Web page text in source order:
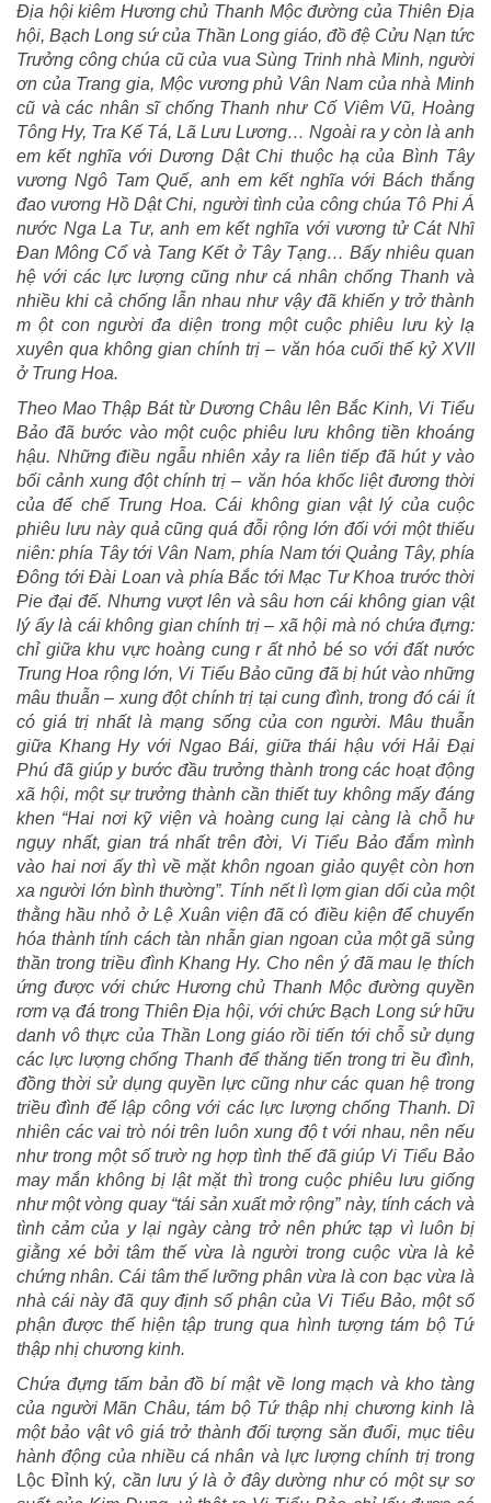
Địa hội kiêm Hương chủ Thanh Mộc đường của Thiên Địa
hội, Bạch Long sứ của Thần Long giáo, đồ đệ Cửu Nạn tức
Trưởng công chúa cũ của vua Sùng Trinh nhà Minh, người
ơn của Trang gia, Mộc vương phủ Vân Nam của nhà Minh
cũ và các nhân sĩ chống Thanh như Cố Viêm Vũ, Hoàng
Tông Hy, Tra Kế Tá, Lã Lưu Lương… Ngoài ra y còn là anh
em kết nghĩa với Dương Dật Chi thuộc hạ của Bình Tây
vương Ngô Tam Quế, anh em kết nghĩa với Bách thắng
đao vương Hồ Dật Chi, người tình của công chúa Tô Phi Á
nước Nga La Tư, anh em kết nghĩa với vương tử Cát Nhĩ
Đan Mông Cổ và Tang Kết ở Tây Tạng… Bấy nhiêu quan
hệ với các lực lượng cũng như cá nhân chống Thanh và
nhiều khi cả chống lẫn nhau như vậy đã khiến y trở thành
m ột con người đa diện trong một cuộc phiêu lưu kỳ lạ
xuyên qua không gian chính trị – văn hóa cuối thế kỷ XVII
ở Trung Hoa.
Theo Mao Thập Bát từ Dương Châu lên Bắc Kinh, Vi Tiểu
Bảo đã bước vào một cuộc phiêu lưu không tiền khoáng
hậu. Những điều ngẫu nhiên xảy ra liên tiếp đã hút y vào
bối cảnh xung đột chính trị – văn hóa khốc liệt đương thời
của đế chế Trung Hoa. Cái không gian vật lý của cuộc
phiêu lưu này quả cũng quá đỗi rộng lớn đối với một thiếu
niên: phía Tây tới Vân Nam, phía Nam tới Quảng Tây, phía
Đông tới Đài Loan và phía Bắc tới Mạc Tư Khoa trước thời
Pie đại đế. Nhưng vượt lên và sâu hơn cái không gian vật
lý ấy là cái không gian chính trị – xã hội mà nó chứa đựng:
chỉ giữa khu vực hoàng cung r ất nhỏ bé so với đất nước
Trung Hoa rộng lớn, Vi Tiểu Bảo cũng đã bị hút vào những
mâu thuẫn – xung đột chính trị tại cung đình, trong đó cái ít
có giá trị nhất là mạng sống của con người. Mâu thuẫn
giữa Khang Hy với Ngao Bái, giữa thái hậu với Hải Đại
Phú đã giúp y bước đầu trưởng thành trong các hoạt động
xã hội, một sự trưởng thành cần thiết tuy không mấy đáng
khen “Hai nơi kỹ viện và hoàng cung lại càng là chỗ hư
ngụy nhất, gian trá nhất trên đời, Vi Tiểu Bảo đắm mình
vào hai nơi ấy thì về mặt khôn ngoan giảo quyệt còn hơn
xa người lớn bình thường”. Tính nết lì lợm gian dối của một
thằng hầu nhỏ ở Lệ Xuân viện đã có điều kiện để chuyển
hóa thành tính cách tàn nhẫn gian ngoan của một gã sủng
thần trong triều đình Khang Hy. Cho nên ý đã mau lẹ thích
ứng được với chức Hương chủ Thanh Mộc đường quyền
rơm vạ đá trong Thiên Địa hội, với chức Bạch Long sứ hữu
danh vô thực của Thần Long giáo rồi tiến tới chỗ sử dụng
các lực lượng chống Thanh để thăng tiến trong tri ều đình,
đồng thời sử dụng quyền lực cũng như các quan hệ trong
triều đình đế lập công với các lực lượng chống Thanh. Dĩ
nhiên các vai trò nói trên luôn xung độ t với nhau, nên nếu
như trong một số trườ ng hợp tình thế đã giúp Vi Tiểu Bảo
may mắn không bị lật mặt thì trong cuộc phiêu lưu giống
như một vòng quay “tái sản xuất mở rộng” này, tính cách và
tình cảm của y lại ngày càng trở nên phức tạp vì luôn bị
giằng xé bởi tâm thế vừa là người trong cuộc vừa là kẻ
chứng nhân. Cái tâm thế lưỡng phân vừa là con bạc vừa là
nhà cái này đã quy định số phận của Vi Tiểu Bảo, một số
phận được thể hiện tập trung qua hình tượng tám bộ Tứ
thập nhị chương kinh.
Chứa đựng tấm bản đồ bí mật về long mạch và kho tàng
của người Mãn Châu, tám bộ Tứ thập nhị chương kinh là
một bảo vật vô giá trở thành đối tượng săn đuổi, mục tiêu
hành động của nhiều cá nhân và lực lượng chính trị trong
Lộc Đỉnh ký, cần lưu ý là ở đây dường như có một sự sơ